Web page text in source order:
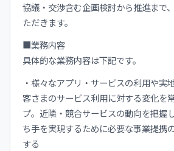
協議・交渉含む企画検討から推進まで
ただきます。
■業務内容
具体的な業務内容は下記です。
・様々なアプリ・サービスの利用や実
客さまのサービス利用に対する変化を
プ。近隣・競合サービスの動向を把握
ち手を実現するために必要な事業提携
する